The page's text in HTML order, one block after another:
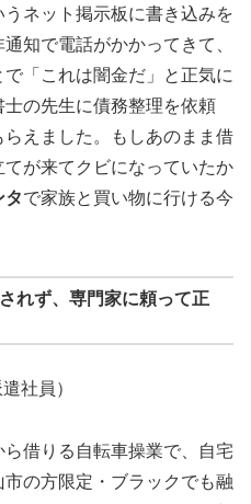
うネット掲示板に書き込みを
知で電話がかかってきて、
「これは闇金だ」と正気に
の先生に債務整理を依頼
えました。もしあのまま借
が来てクビになっていたか
タで家族と買い物に行ける今
れず、専門家に頼って正
社員）
借りる自転車操業で、自宅
の方限定・ブラックでも融